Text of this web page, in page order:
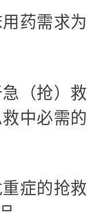
药需求为
（抢）救
中必需的
症的抢救